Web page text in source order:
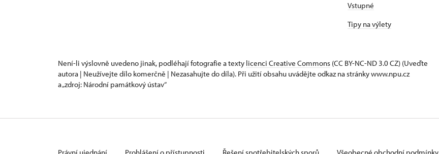
Vstupné
Tipy na výlety
Není-li výslovně uvedeno jinak, podléhají fotografie a texty licenci Creative Commons (CC BY-NC-ND 3.0 CZ) (Uveďte
autora | Neužívejte dílo komerčně | Nezasahujte do díla). Při užití obsahu uvádějte odkaz na stránky www.npu.cz
a „zdroj: Národní památkový ústav“